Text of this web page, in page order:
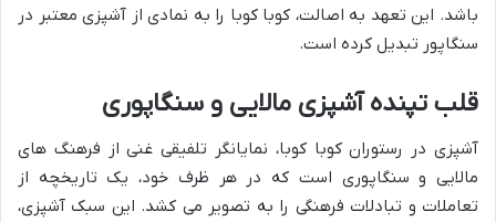
باشد. این تعهد به اصالت، کوبا کوبا را به نمادی از آشپزی معتبر در
سنگاپور تبدیل کرده است.
قلب تپنده آشپزی مالایی و سنگاپوری
آشپزی در رستوران کوبا کوبا، نمایانگر تلفیقی غنی از فرهنگ های
مالایی و سنگاپوری است که در هر ظرف خود، یک تاریخچه از
تعاملات و تبادلات فرهنگی را به تصویر می کشد. این سبک آشپزی،